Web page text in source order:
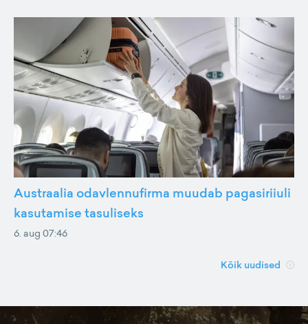
Austraalia odavlennufirma muudab pagasiriiuli
kasutamise tasuliseks
6. aug 07:46
Kõik uudised